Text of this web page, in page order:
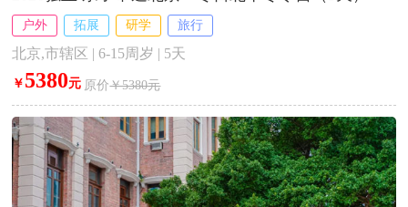
户外 拓展 研学 旅行
北京,市辖区 | 6-15周岁 | 5天
￥ 5380元 原价￥5380元